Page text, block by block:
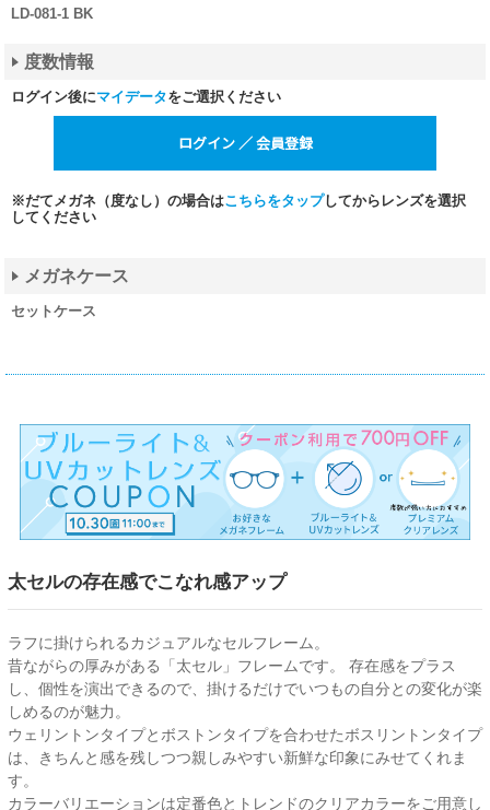
LD-081-1 BK
度数情報
ログイン後にマイデータをご選択ください
※だてメガネ（度なし）の場合はこちらをタップしてからレンズを選択
してください
メガネケース
セットケース
太セルの存在感でこなれ感アップ
ラフに掛けられるカジュアルなセルフレーム。
昔ながらの厚みがある「太セル」フレームです。 存在感をプラス
し、個性を演出できるので、掛けるだけでいつもの自分との変化が楽
しめるのが魅力。
ウェリントンタイプとボストンタイプを合わせたボスリントンタイプ
は、きちんと感を残しつつ親しみやすい新鮮な印象にみせてくれま
す。
カラーバリエーションは定番色とトレンドのクリアカラーをご用意し